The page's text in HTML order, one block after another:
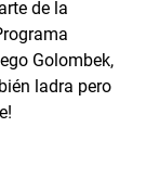
de la
Golombek,
ladra pero